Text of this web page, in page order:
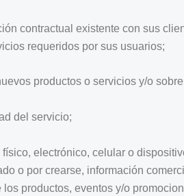
contractual existente con sus
requeridos por sus usuarios;
productos o servicios y/o
del servicio;
electrónico, celular o
o por crearse, información
los productos, eventos y/o